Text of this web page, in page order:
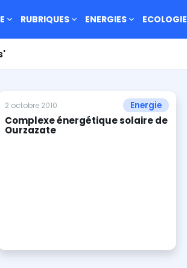
RUBRIQUES ENERGIES ECOLOGIE
2 octobre 2010 Energie
Complexe énergétique solaire de
Ourzazate